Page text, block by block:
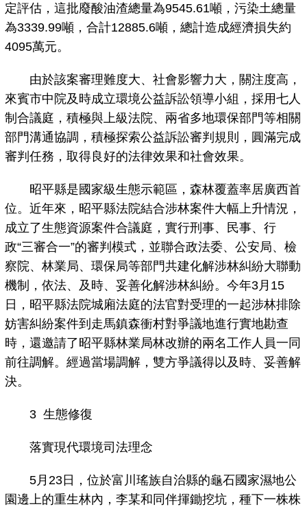
定評估，這批廢酸油渣總量為9545.61噸，污染土總量
為3339.99噸，合計12885.6噸，總計造成經濟損失約
4095萬元。
由於該案審理難度大、社會影響力大，關注度高，
來賓市中院及時成立環境公益訴訟領導小組，採用七人
制合議庭，積極與上級法院、兩省多地環保部門等相關
部門溝通協調，積極探索公益訴訟審判規則，圓滿完成
審判任務，取得良好的法律效果和社會效果。
昭平縣是國家級生態示範區，森林覆蓋率居廣西首
位。近年來，昭平縣法院結合涉林案件大幅上升情況，
成立了生態資源案件合議庭，實行刑事、民事、行
政“三審合一”的審判模式，並聯合政法委、公安局、檢
察院、林業局、環保局等部門共建化解涉林糾紛大聯動
機制，依法、及時、妥善化解涉林糾紛。今年3月15
日，昭平縣法院城廂法庭的法官對受理的一起涉林排除
妨害糾紛案件到走馬鎮森衝村對爭議地進行實地勘查
時，還邀請了昭平縣林業局林改辦的兩名工作人員一同
前往調解。經過當場調解，雙方爭議得以及時、妥善解
決。
3 生態修復
落實現代環境司法理念
5月23日，位於富川瑤族自治縣的龜石國家濕地公
園邊上的重生林內，李某和同伴揮鋤挖坑，種下一株株